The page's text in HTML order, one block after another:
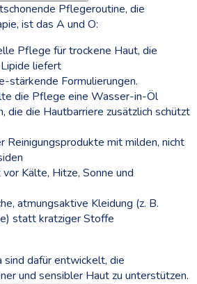
Pflegeroutine, die
ist das A und O:
Pflege für trockene Haut, die
liefert
stärkende Formulierungen.
die Pflege eine Wasser-in-Öl
die die Hautbarriere zusätzlich schützt
Reinigungsprodukte mit milden, nicht
Kälte, Hitze, Sonne und
atmungsaktive Kleidung (z. B.
statt kratziger Stoffe
dafür entwickelt, die
und sensibler Haut zu unterstützen.